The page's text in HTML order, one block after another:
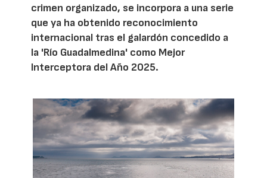
crimen organizado, se incorpora a una serie
que ya ha obtenido reconocimiento
internacional tras el galardón concedido a
la 'Río Guadalmedina' como Mejor
Interceptora del Año 2025.